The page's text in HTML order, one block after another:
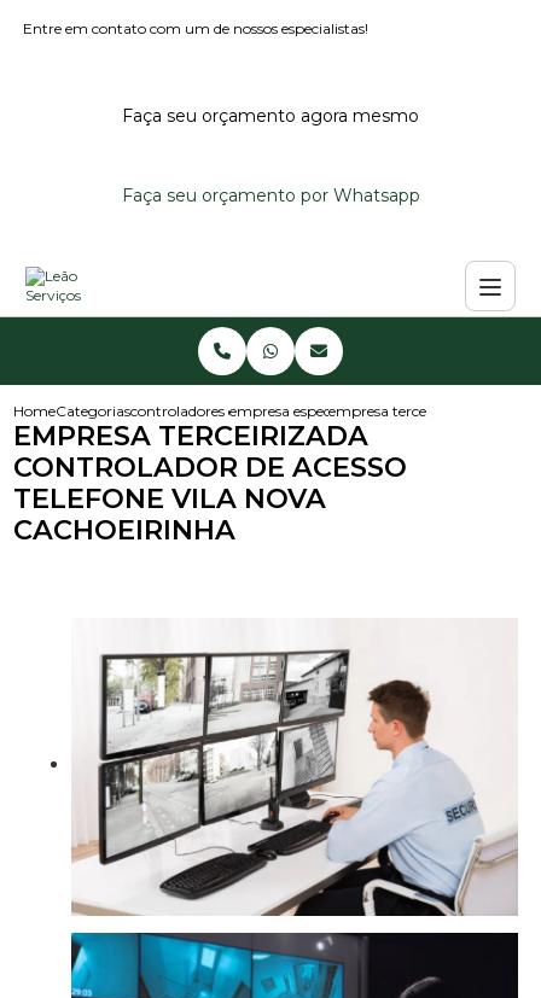
Entre em contato com um de nossos especialistas!
Faça seu orçamento agora mesmo
Faça seu orçamento por Whatsapp
HomeCategoriascontroladores de acessoempresa especialista em controlador de
empresa terceirizada
EMPRESA TERCEIRIZADA
CONTROLADOR DE ACESSO
TELEFONE VILA NOVA
CACHOEIRINHA